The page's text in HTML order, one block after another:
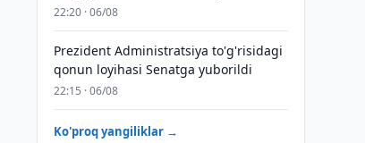
22:20 · 06/08
Prezident Administratsiya to'g'risidagi
qonun loyihasi Senatga yuborildi
22:15 · 06/08
Ko'proq yangiliklar →